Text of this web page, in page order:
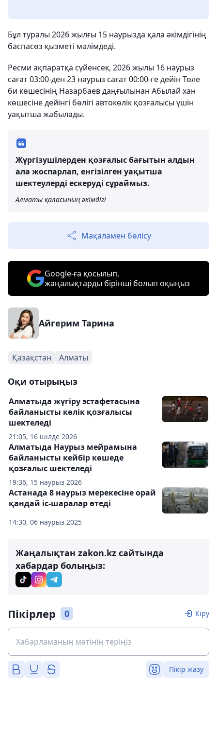
Бұл туралы 2026 жылғы 15 наурызда қала әкімдігінің
баспасөз қызметі мәлімдеді.
Ресми ақпаратқа сүйенсек, 2026 жылы 16 наурыз
сағат 03:00-ден 23 наурыз сағат 00:00-ге дейін Төле
би көшесінің Назарбаев даңғылынан Абылай хан
көшесіне дейінгі бөлігі автокөлік қозғалысы үшін
уақытша жабылады.
Жүргізушілерден қозғалыс бағытын алдын
ала жоспарлап, енгізілген уақытша
шектеулерді ескеруді сұраймыз.
Алматы қаласының әкімдігі
Мақаламен бөлісу
Google-ға қосылып,
жаңалықтарды бірінші болып оқыңыз
Айгерим Тарина
Қазақстан Алматы
Оқи отырыңыз
21:05, 16 шілде 2026
Алматыда жүгіру эстафетасына
байланысты көлік қозғалысы
шектеледі
19:36, 15 наурыз 2026
Алматыда Наурыз мейрамына
байланысты кейбір көшеде
қозғалыс шектеледі
14:30, 06 наурыз 2025
Астанада 8 наурыз мерекесіне орай
қандай іс-шаралар өтеді
Жаңалықтан zakon.kz сайтында
хабардар болыңыз:
Пікірлер 0 Кіру
Пікір жазу